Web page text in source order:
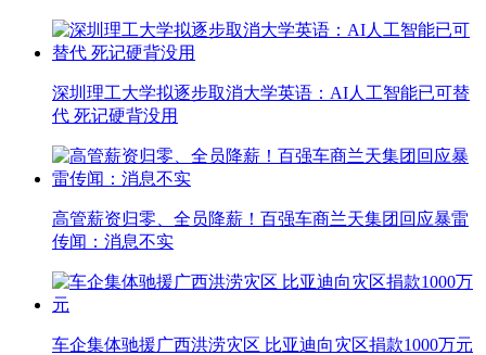
深圳理工大学拟逐步取消大学英语：AI人工智能已可替
代 死记硬背没用
高管薪资归零、全员降薪！百强车商兰天集团回应暴雷
传闻：消息不实
车企集体驰援广西洪涝灾区 比亚迪向灾区捐款1000万元